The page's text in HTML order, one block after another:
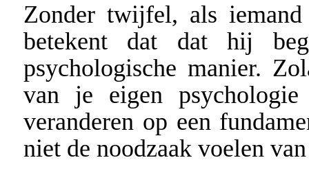
Zonder twijfel, als
betekent dat dat hij
psychologische manier.
van je eigen
veranderen op een
niet de noodzaak voelen